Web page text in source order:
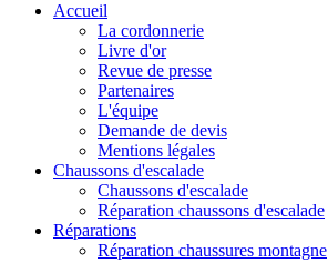
Accueil
La cordonnerie
Livre d'or
Revue de presse
Partenaires
L'équipe
Demande de devis
Mentions légales
Chaussons d'escalade
Chaussons d'escalade
Réparation chaussons d'escalade
Réparations
Réparation chaussures montagne